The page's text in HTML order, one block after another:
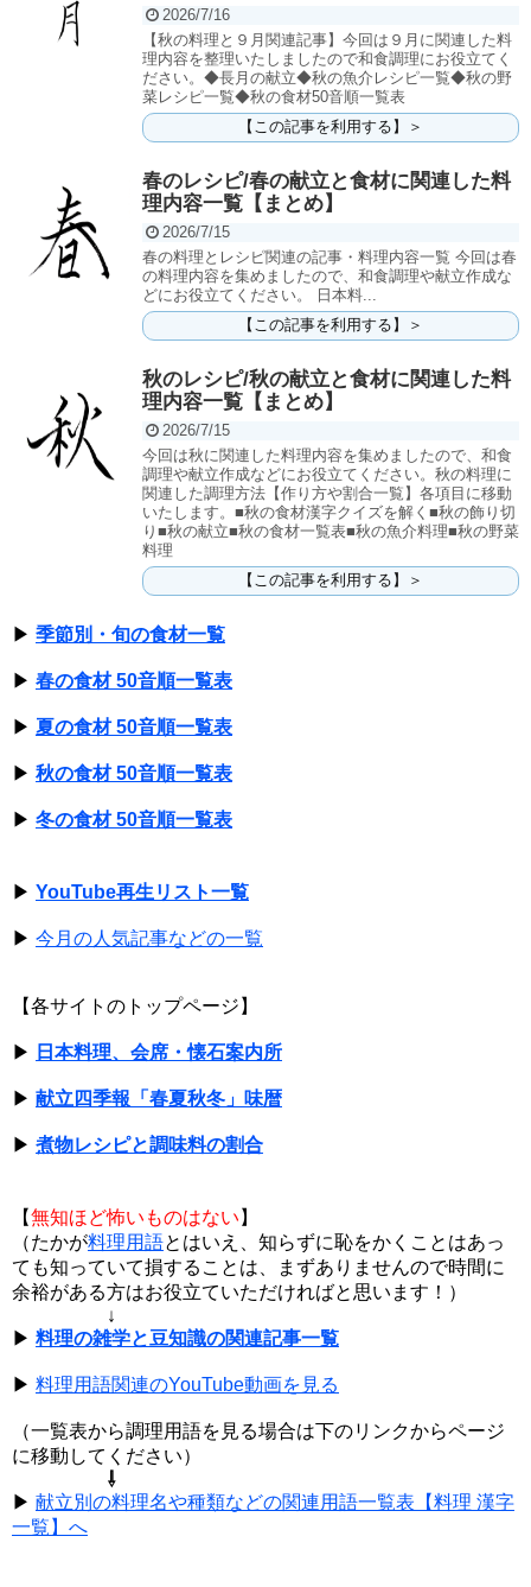
2026/7/16
【秋の料理と９月関連記事】今回は９月に関連した料
理内容を整理いたしましたので和食調理にお役立てく
ださい。◆長月の献立◆秋の魚介レシピ一覧◆秋の野
菜レシピ一覧◆秋の食材50音順一覧表
【この記事を利用する】＞
春のレシピ/春の献立と食材に関連した料
理内容一覧【まとめ】
2026/7/15
春の料理とレシピ関連の記事・料理内容一覧 今回は春
の料理内容を集めましたので、和食調理や献立作成な
どにお役立てください。 日本料...
【この記事を利用する】＞
秋のレシピ/秋の献立と食材に関連した料
理内容一覧【まとめ】
2026/7/15
今回は秋に関連した料理内容を集めましたので、和食
調理や献立作成などにお役立てください。秋の料理に
関連した調理方法【作り方や割合一覧】各項目に移動
いたします。■秋の食材漢字クイズを解く■秋の飾り切
り■秋の献立■秋の食材一覧表■秋の魚介料理■秋の野菜
料理
【この記事を利用する】＞
▶ 季節別・旬の食材一覧
▶ 春の食材 50音順一覧表
▶ 夏の食材 50音順一覧表
▶ 秋の食材 50音順一覧表
▶ 冬の食材 50音順一覧表
▶ YouTube再生リスト一覧
▶ 今月の人気記事などの一覧
【各サイトのトップページ】
▶ 日本料理、会席・懐石案内所
▶ 献立四季報「春夏秋冬」味暦
▶ 煮物レシピと調味料の割合
【無知ほど怖いものはない 】
（たかが料理用語とはいえ、知らずに恥をかくことはあっ
ても知っていて損することは、まずありませんので時間に
余裕がある方はお役立ていただければと思います！）
↓
▶ 料理の雑学と豆知識の関連記事一覧
▶ 料理用語関連のYouTube動画を見る
（一覧表から調理用語を見る場合は下のリンクからページ
に移動してください）
⇩
▶ 献立別の料理名や種類などの関連用語一覧表【料理 漢字
一覧】へ